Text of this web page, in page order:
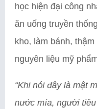
học hiện đại công
ăn uống truyền
kho, làm bánh,
nguyên liệu mỹ
“Khi nói đây là mật
nước mía, người